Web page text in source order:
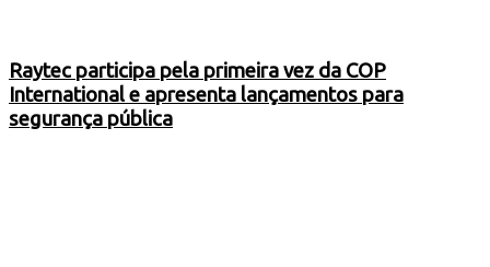
Raytec participa pela primeira vez da COP
International e apresenta lançamentos para
segurança pública